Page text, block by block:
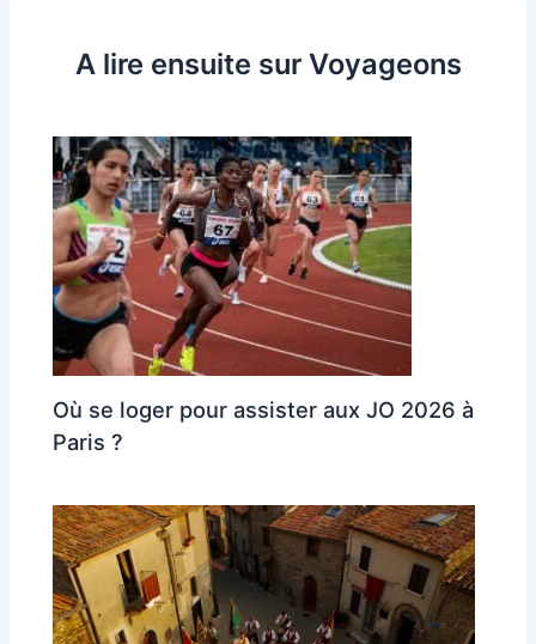
A lire ensuite sur Voyageons
Où se loger pour assister aux JO 2026 à
Paris ?